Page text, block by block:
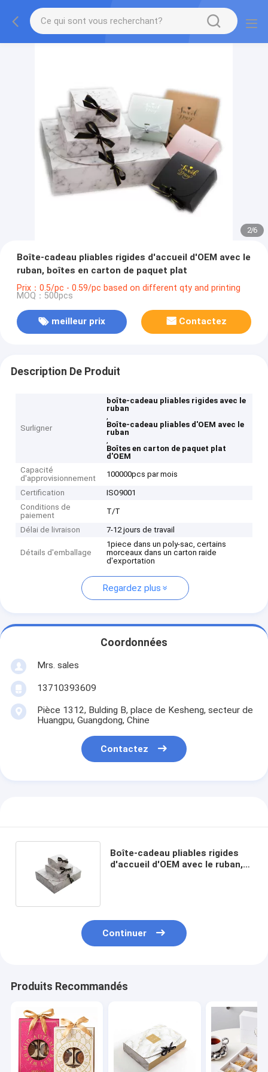
2/6
Boîte-cadeau pliables rigides d'accueil d'OEM avec le
ruban, boîtes en carton de paquet plat
Prix：0.5/pc - 0.59/pc based on different qty and printing
MOQ：500pcs
meilleur prix Contactez
Description De Produit
Surligner
boîte-cadeau pliables rigides avec le
ruban
,
Boîte-cadeau pliables d'OEM avec le
ruban
,
Boîtes en carton de paquet plat
d'OEM
Capacité
d'approvisionnement
100000pcs par mois
Certification
ISO9001
Conditions de
paiement
T/T
Délai de livraison 7-12 jours de travail
Détails d'emballage
1piece dans un poly-sac, certains
morceaux dans un carton raide
d'exportation
Regardez plus
Coordonnées
Mrs. sales
13710393609
Pièce 1312, Bulding B, place de Kesheng, secteur de
Huangpu, Guangdong, Chine
Contactez
Boîte-cadeau pliables rigides
d'accueil d'OEM avec le ruban,
Continuer
Produits Recommandés